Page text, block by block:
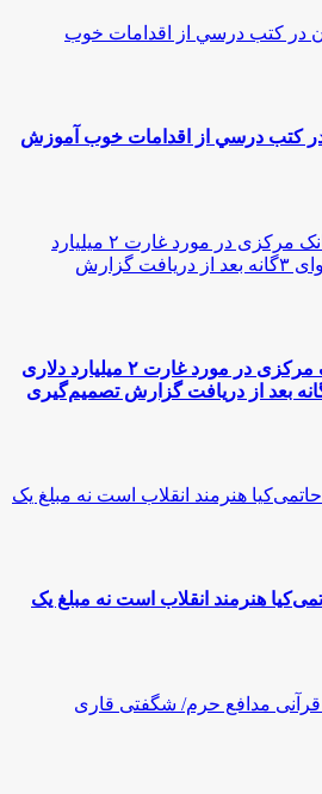
كتب درسي از اقدامات خوب آموزش
مجلس منتظر گزارش بانک مرکزی در مورد غارت ۲ میلیارد دلاری
ایران است/ قوای ۳گانه بعد از دریافت گزارش تصمیم‌گیری
هنرمند انقلاب است نه مبلغ یک